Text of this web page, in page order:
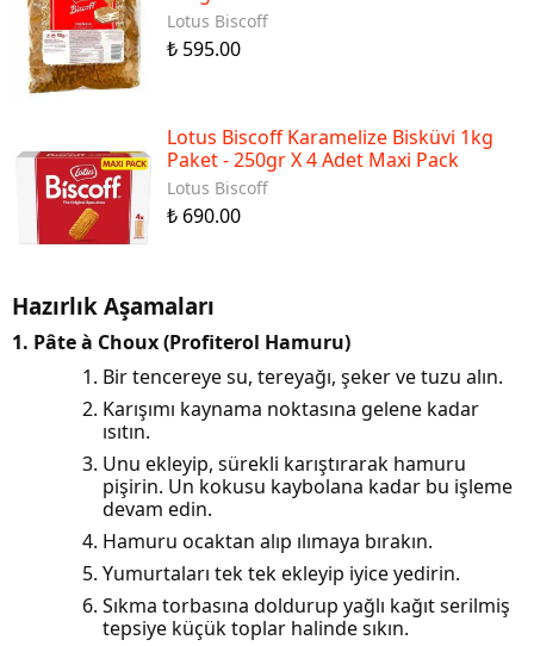
Lotus Biscoff
₺ 595.00
Lotus Biscoff Karamelize Bisküvi 1kg
Paket - 250gr X 4 Adet Maxi Pack
Lotus Biscoff
₺ 690.00
Hazırlık Aşamaları
1. Pâte à Choux (Profiterol Hamuru)
Bir tencereye su, tereyağı, şeker ve tuzu alın.
Karışımı kaynama noktasına gelene kadar
ısıtın.
Unu ekleyip, sürekli karıştırarak hamuru
pişirin. Un kokusu kaybolana kadar bu işleme
devam edin.
Hamuru ocaktan alıp ılımaya bırakın.
Yumurtaları tek tek ekleyip iyice yedirin.
Sıkma torbasına doldurup yağlı kağıt serilmiş
tepsiye küçük toplar halinde sıkın.